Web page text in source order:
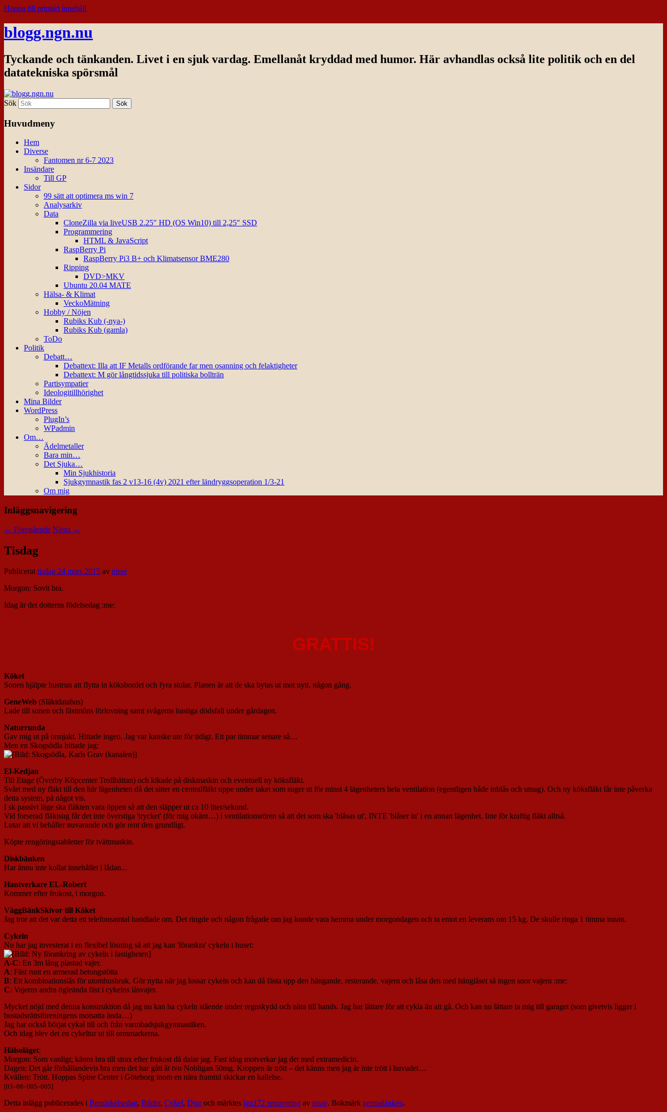
Hoppa till primärt innehåll
blogg.ngn.nu
Tyckande och tänkanden. Livet i en sjuk vardag. Emellanåt kryddad med humor. Här avhandlas också lite politik och en del
datatekniska spörsmål
Sök
Huvudmeny
Hem
Diverse
Fantomen nr 6-7 2023
Insändare
Till GP
Sidor
99 sätt att optimera ms win 7
Analysarkiv
Data
CloneZilla via liveUSB 2.25″ HD (OS Win10) till 2,25″ SSD
Programmering
HTML & JavaScript
RaspBerry Pi
RaspBerry Pi3 B+ och Klimatsensor BME280
Ripping
DVD>MKV
Ubuntu 20.04 MATE
Hälsa- & Klimat
VeckoMätning
Hobby / Nöjen
Rubiks Kub (-nya-)
Rubiks Kub (gamla)
ToDo
Politik
Debatt…
Debattext: Illa att IF Metalls ordförande far men osanning och felaktigheter
Debattext: M gör långtidssjuka till politiska bollträn
Partisympatier
Ideologitillhörighet
Mina Bilder
WordPress
PlugIn’s
WPadmin
Om…
Ädelmetaller
Bara min…
Det Sjuka…
Min Sjukhistoria
Sjukgymnastik fas 2 v13-16 (4v) 2021 efter ländryggsoperation 1/3-21
Om mig
Inläggsnavigering
← Föregående Nästa →
Tisdag
Publicerattisdag 24 mars 2015 av nisse
Morgon: Sovit bra.
Idag är det dotterns födelsedag :me:
GRATTIS!
Köket
Sonen hjälpte hustrun att flytta in köksbordet och fyra stolar. Planen är att de ska bytas ut mot nytt, någon gång.
GeneWeb (Släktdatabas)
Lade till sonen och fästmöns förlovning samt svågerns hastiga dödsfall under gårdagen.
Naturrunda
Gav mig ut på ormjakt. Hittade ingen. Jag var kanske ute för tidigt. Ett par timmar senare så…
Men en Skogsödla hittade jag:
El-Kedjan
Till Etage (Överby Köpcenter Trollhättan) och kikade på diskmaskin och eventuell ny köksfläkt.
Svårt med ny fläkt till den här lägenheten då det sitter en centralfläkt uppe under taket som suger ut för minst 4 lägenheters hela ventilation (egentligen både inblås och utsug). Och ny köksfläkt får inte påverka
detta system, på något vis.
I sk passivt läge ska fläkten vara öppen så att den släpper ut ca 10 liter/sekund.
Vid forserad fläktsug får det inte överstiga 'trycket' (för mig okänt…) i ventilationsrören så att det som ska 'blåsas ut', INTE 'blåser in' i en annan lägenhet. Inte för kraftig fläkt alltså.
Lutar att vi behåller nuvarande och gör rent den grundligt.
Köpte rengöringstabletter för tvättmaskin.
Diskbänken
Har ännu inte kollat innehållet i lådan...
Hantverkare EL-Robert
Kommer efter frukost, i morgon.
VäggBänkSkivor till Köket
Jag tror att det var detta ett telefonsamtal handlade om. Det ringde och någon frågade om jag kunde vara hemma under morgondagen och ta emot en leverans om 15 kg. De skulle ringa 1 timma innan.
Cykeln
Nu har jag investerat i en flexibel lösning så att jag kan 'förankra' cykeln i huset:
A-C: En 3m lång plastad vajer.
A: Fäst runt en armerad betongstötta
B: Ett kombinationslås för utomhusbruk. Gör nytta när jag lossar cykeln och kan då fästa upp den hängande, resterande, vajern och låsa den med hänglåset så ingen snor vajern :me:
C: Vajerns andra ögleända fäst i cykelns låsvajer.
Mycket nöjd med denna konstruktion då jag nu kan ha cykeln stående under regnskydd och nära till hands. Jag har lättare för att cykla än att gå. Och kan nu lättare ta mig till garaget (som givetvis ligger i
bostadsrättsföreningens motsatta ända…)
Jag har också börjat cykal till och från varmbadsjukgymnastiken.
Och idag blev det en cykeltur ut till ormmarkerna.
Hälsoläget:
Morgon: Som vanligt; känns bra till strax efter frukost då dalar jag. Fast idag motverkar jag det med extramedicin.
Dagen: Det går förhållandevis bra men det har gått åt tvo Nobligan 50mg. Kroppen är trött – det känns men jag är inte trött i huvudet…
Kvällen: Trött. Hoppas Spine Center i Göteborg inom en nära framtid skickar en kallelse.
[03–08–005–005]
Detta inlägg publicerades i Bemärkelsedag, Bilder, Cykel, Djuroch märktes lgn172 renovering av nisse. Bokmärk permalänken.